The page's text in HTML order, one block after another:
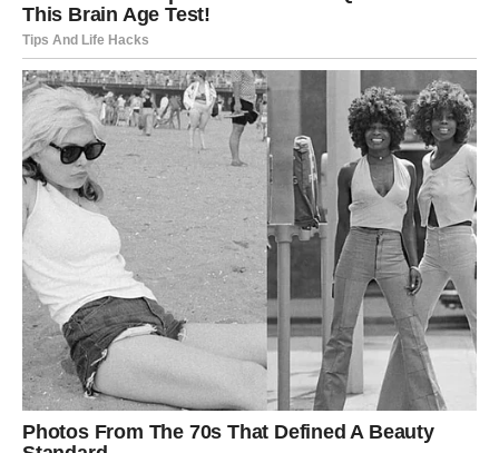
potvrda posla ili realizacija plana koji je dugo bio na
čekanju.
EMOTIVNO STANJE:
Osećate sigurnost i unutrašnji mir. Kao da vam univerzum
poručuje: “Na pravom si putu.”
Bik ovog vikenda shvata da ništa nije bilo uzalud.
LAV – VIKEND BLISTANJA I
STRASTI
Lav ulazi u vikend sa harizmom koja se ne može
ignorisati. Gde god da se pojavi – ostavlja trag.